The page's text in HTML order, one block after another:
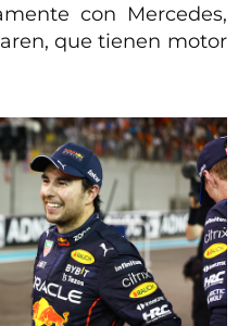
con Mercedes,
que tienen motor